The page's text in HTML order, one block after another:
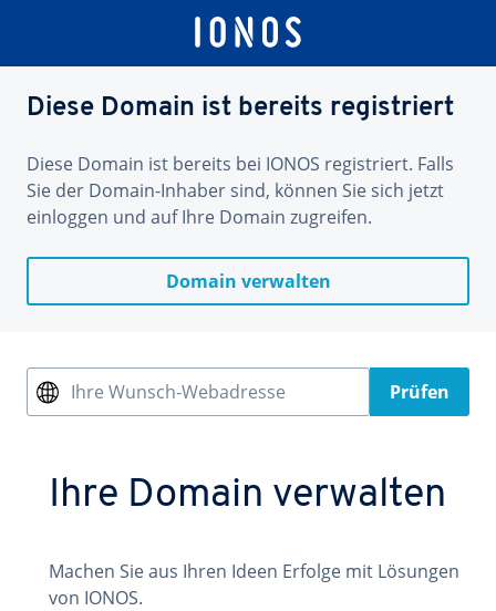
Diese Domain ist bereits registriert
Diese Domain ist bereits bei IONOS registriert. Falls
Sie der Domain-Inhaber sind, können Sie sich jetzt
einloggen und auf Ihre Domain zugreifen.
Domain verwalten
Ihre Wunsch-Webadresse Prüfen
Ihre Domain verwalten
Machen Sie aus Ihren Ideen Erfolge mit Lösungen
von IONOS.